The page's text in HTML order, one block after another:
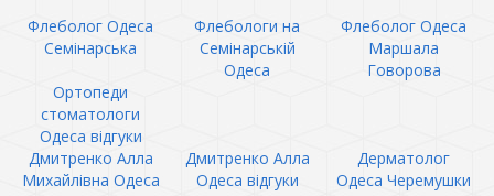
Флеболог Одеса
Семінарська
Флебологи на
Семінарській
Одеса
Флеболог Одеса
Маршала
Говорова
Ортопеди
стоматологи
Одеса відгуки
Дмитренко Алла
Михайлівна Одеса
Дмитренко Алла
Одеса відгуки
Дерматолог
Одеса Черемушки